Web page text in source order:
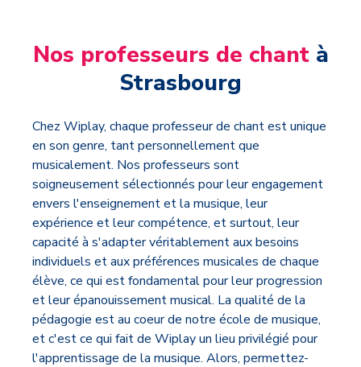
Nos professeurs de chantà
Strasbourg
Chez Wiplay, chaque professeur de chant est unique
en son genre, tant personnellement que
musicalement. Nos professeurs sont
soigneusement sélectionnés pour leur engagement
envers l'enseignement et la musique, leur
expérience et leur compétence, et surtout, leur
capacité à s'adapter véritablement aux besoins
individuels et aux préférences musicales de chaque
élève, ce qui est fondamental pour leur progression
et leur épanouissement musical. La qualité de la
pédagogie est au coeur de notre école de musique,
et c'est ce qui fait de Wiplay un lieu privilégié pour
l'apprentissage de la musique. Alors, permettez-